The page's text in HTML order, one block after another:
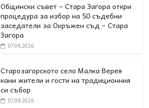
Общински съвет – Стара Загора откри
процедура за избор на 50 съдебни
заседатели за Окръжен съд – Стара
Загора
07.08.2026
Старозагорското село Малка Верея
кани жители и гости на традиционния
си събор
07.08.2026